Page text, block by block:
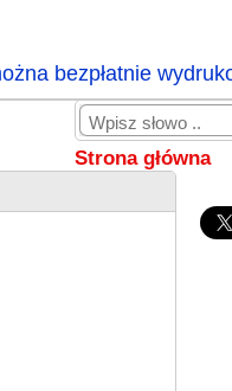
bezpłatnie
Strona główna